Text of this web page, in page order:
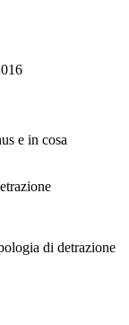
e in cosa
di detrazione